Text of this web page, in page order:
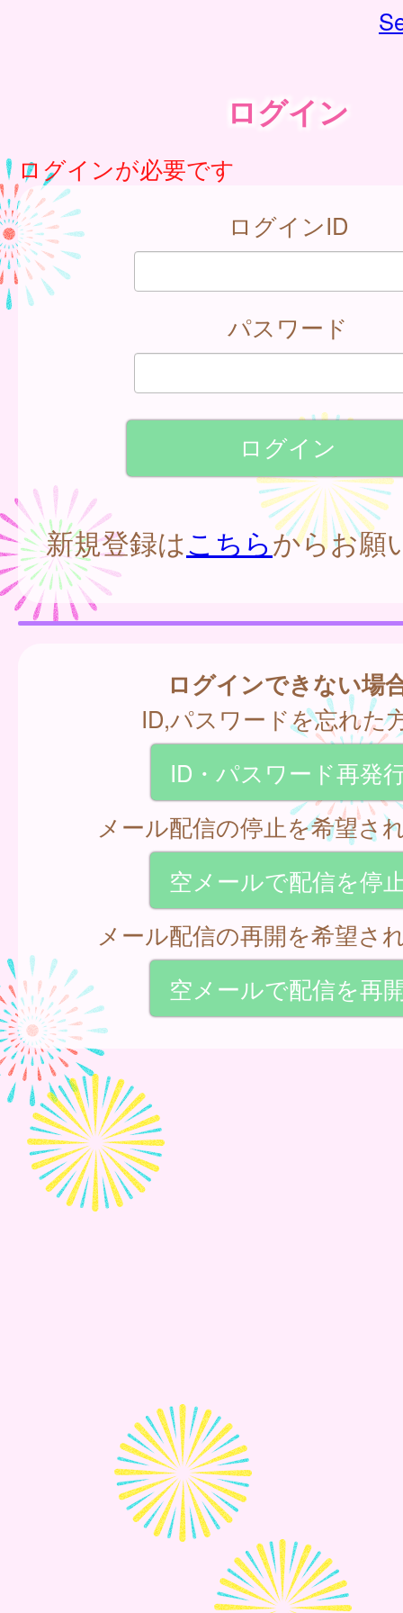
ログイン
ログインが必要です
ログインID
パスワード
新規登録はこちらからお願
ログインできない場
ID,パスワードを忘れた
ID・パスワード再発
メール配信の停止を希望さ
空メールで配信を停
メール配信の再開を希望さ
空メールで配信を再